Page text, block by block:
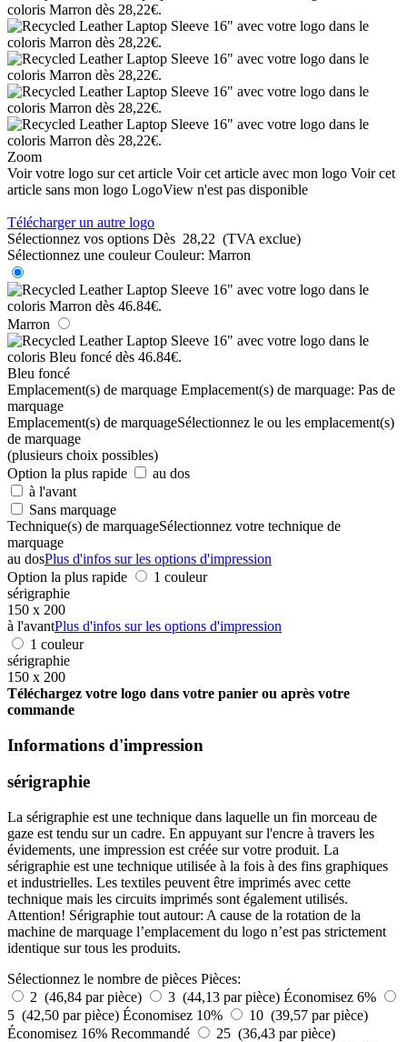
Zoom
Voir votre logo sur cet article Voir cet article avec mon logo Voir cet
article sans mon logo LogoView n'est pas disponible
Télécharger un autre logo
Sélectionnez vos options Dès 28,22 (TVA exclue)
Sélectionnez une couleur Couleur: Marron
Marron
Bleu foncé
Emplacement(s) de marquage Emplacement(s) de marquage: Pas de
marquage
Emplacement(s) de marquageSélectionnez le ou les emplacement(s)
de marquage
(plusieurs choix possibles)
Option la plus rapide
au dos
à l'avant
Sans marquage
Technique(s) de marquageSélectionnez votre technique de
marquage
au dosPlus d'infos sur les options d'impression
Option la plus rapide
1 couleur
sérigraphie
150 x 200
à l'avantPlus d'infos sur les options d'impression
1 couleur
sérigraphie
150 x 200
Téléchargez votre logo dans votre panier ou après votre
commande
Informations d'impression
sérigraphie
La sérigraphie est une technique dans laquelle un fin morceau de
gaze est tendu sur un cadre. En appuyant sur l'encre à travers les
évidements, une impression est créée sur votre produit. La
sérigraphie est une technique utilisée à la fois à des fins graphiques
et industrielles. Les textiles peuvent être imprimés avec cette
technique mais les circuits imprimés sont également utilisés.
Attention! Sérigraphie tout autour: A cause de la rotation de la
machine de marquage l’emplacement du logo n’est pas strictement
identique sur tous les produits.
Sélectionnez le nombre de pièces Pièces:
2 (46,84 par pièce)
3 (44,13 par pièce) Économisez 6%
5 (42,50 par pièce) Économisez 10%
10 (39,57 par pièce)
Économisez 16% Recommandé
25 (36,43 par pièce)